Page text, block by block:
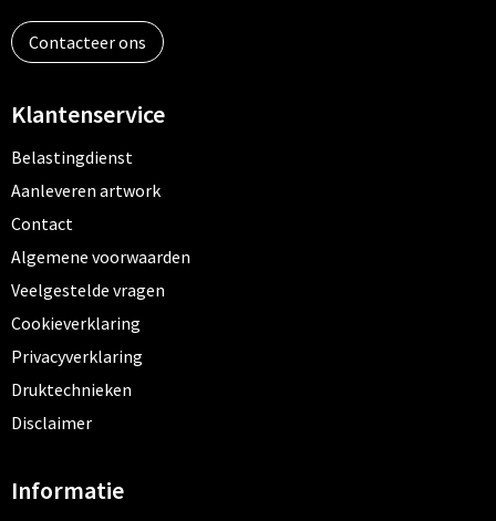
Contacteer ons
Klantenservice
Belastingdienst
Aanleveren artwork
Contact
Algemene voorwaarden
Veelgestelde vragen
Cookieverklaring
Privacyverklaring
Druktechnieken
Disclaimer
Informatie